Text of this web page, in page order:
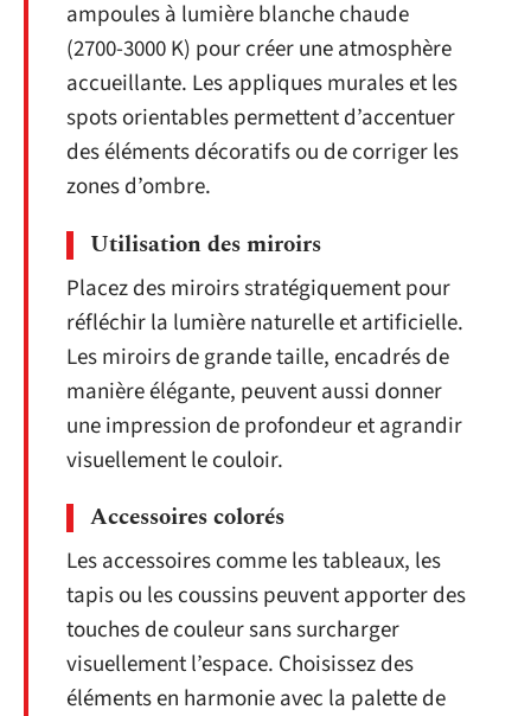
ampoules à lumière blanche chaude
(2700-3000 K) pour créer une atmosphère
accueillante. Les appliques murales et les
spots orientables permettent d’accentuer
des éléments décoratifs ou de corriger les
zones d’ombre.
Utilisation des miroirs
Placez des miroirs stratégiquement pour
réfléchir la lumière naturelle et artificielle.
Les miroirs de grande taille, encadrés de
manière élégante, peuvent aussi donner
une impression de profondeur et agrandir
visuellement le couloir.
Accessoires colorés
Les accessoires comme les tableaux, les
tapis ou les coussins peuvent apporter des
touches de couleur sans surcharger
visuellement l’espace. Choisissez des
éléments en harmonie avec la palette de